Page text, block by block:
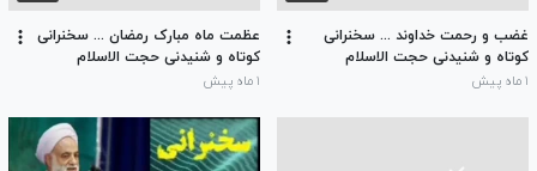
غضب و رحمت خداوند ... سخنرانی
کوتاه و شنیدنی حجت الاسلام
حسینی قمی۱ ماه پیش
عظمت ماه مبارک رمضان ... سخنرانی
کوتاه و شنیدنی حجت الاسلام
حسینی قمی۱ ماه پیش